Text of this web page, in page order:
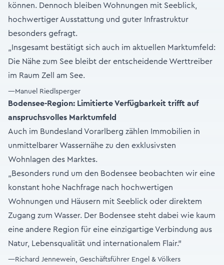
können. Dennoch bleiben Wohnungen mit Seeblick,
hochwertiger Ausstattung und guter Infrastruktur
besonders gefragt.
„Insgesamt bestätigt sich auch im aktuellen Marktumfeld:
Die Nähe zum See bleibt der entscheidende Werttreiber
im Raum Zell am See.
—Manuel Riedlsperger
Bodensee-Region: Limitierte Verfügbarkeit trifft auf
anspruchsvolles Marktumfeld
Auch im Bundesland Vorarlberg zählen Immobilien in
unmittelbarer Wassernähe zu den exklusivsten
Wohnlagen des Marktes.
„Besonders rund um den Bodensee beobachten wir eine
konstant hohe Nachfrage nach hochwertigen
Wohnungen und Häusern mit Seeblick oder direktem
Zugang zum Wasser. Der Bodensee steht dabei wie kaum
eine andere Region für eine einzigartige Verbindung aus
Natur, Lebensqualität und internationalem Flair.”
—Richard Jennewein, Geschäftsführer Engel & Völkers